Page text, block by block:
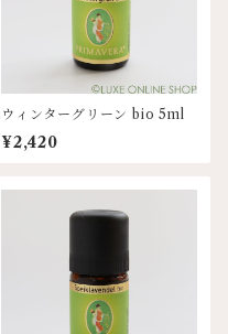
ウィンターグリーン bio 5ml
¥2,420